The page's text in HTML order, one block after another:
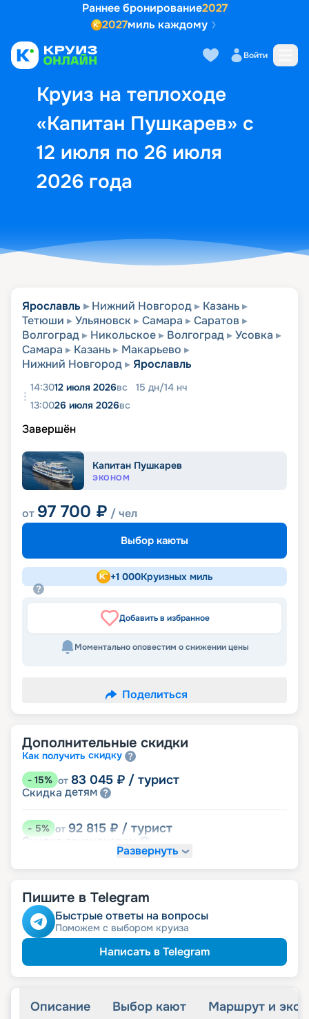
Раннее бронирование2027
2027миль каждому
Войти
Круиз на теплоходе
«Капитан Пушкарев» с
12 июля по 26 июля
2026 года
Выбор кают Маршрут и
Ярославль Нижний Новгород
Казань
Тетюши
Ульяновск Самара
Саратов
Волгоград
Никольское Волгоград
Усовка
Самара
Казань
Макарьево
Нижний Новгород
Ярославль
14:3012 июля 2026вс 15 дн/14 нч
13:0026 июля 2026вс
Завершён
Капитан Пушкарев
ЭКОНОМ
от 97 700 ₽ / чел
Выбор каюты
+1 000Круизных миль
Добавить в избранное
Моментально оповестим о снижении цены
Поделиться
Дополнительные скидки
Как получить скидку
- 15% от 83 045 ₽ / турист
Скидка детям
-5% от 92 815 ₽ / турист
Скидка
Развернуть
Пишите в Telegram
Быстрые ответы на вопросы
Поможем с выбором круиза
Написать в Telegram
Описание Выбор кают Маршрут и